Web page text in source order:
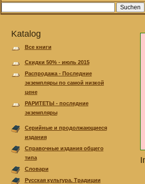
Katalog
Все книги
Скидки 50% - июль 2015
Pаспродажа - Последние
экземпляры по самой низкой
цене
РАРИТЕТЫ - последние
экземпляры
Серийные и продолжающиеся
издания
Справочные издания общего
типа
Cловари
Русская культура. Традиции